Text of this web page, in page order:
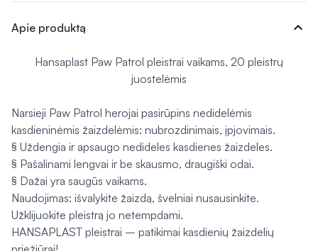
Apie produktą expand_more
Hansaplast Paw Patrol pleistrai vaikams, 20 pleistrų
juostelėmis
Narsieji Paw Patrol herojai pasirūpins nedidelėmis
kasdieninėmis žaizdelėmis: nubrozdinimais, įpjovimais.
§ Uždengia ir apsaugo nedideles kasdienes žaizdeles.
§ Pašalinami lengvai ir be skausmo, draugiški odai.
§ Dažai yra saugūs vaikams.
Naudojimas: išvalykite žaizdą, švelniai nusausinkite.
Užklijuokite pleistrą jo netempdami.
HANSAPLAST pleistrai – patikimai kasdienių žaizdelių